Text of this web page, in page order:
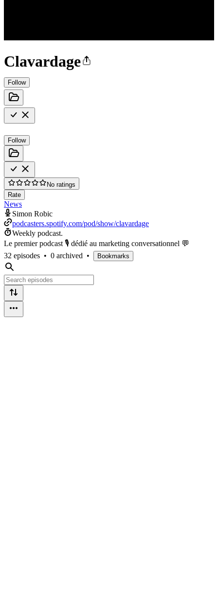
Clavardage
Follow
Follow
No ratings
Rate
News
Simon Robic
podcasters.spotify.com/pod/show/clavardage
Weekly podcast.
Le premier podcast 🎙 dédié au marketing conversationnel 💬
32 episodes • 0 archived • Bookmarks